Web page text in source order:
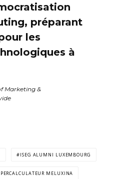
préparant
les
à
Marketing &
ISEG ALUMNI LUXEMBOURG
MELUXINA